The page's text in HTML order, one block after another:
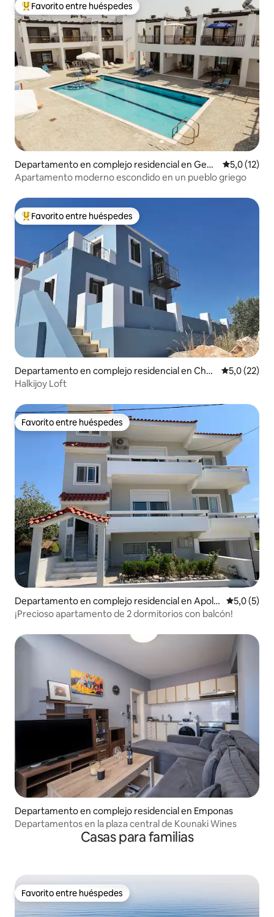
Favorito entre los huéspedes más destacados
Favorito entre huéspedes
Departamento en complejo residencial en Genn
adi
Calificación
5,0 (12)
Apartamento moderno escondido en un pueblo griego
Favorito entre los huéspedes más destacados
Favorito entre huéspedes
Departamento en complejo residencial en Chal
ki
Calificación
5,0 (22)
Halkijoy Loft
Favorito entre huéspedes
Favorito entre huéspedes
Departamento en complejo residencial en Apola
kkia
5,0 (5)
¡Precioso apartamento de 2 dormitorios con balcón!
Departamento en complejo residencial en Emponas
Departamentos en la plaza central de Kounaki Wines
Casas para familias
Favorito entre huéspedes
Favorito entre huéspedes